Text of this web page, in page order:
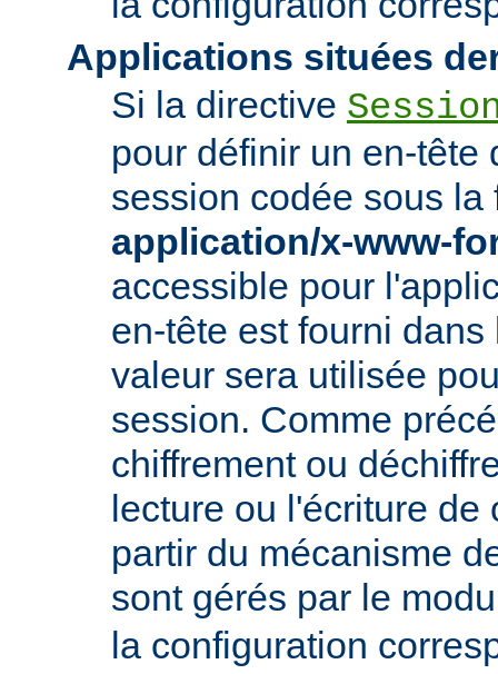
Applications situées
Si la directive
pour définir un en-tête
session codée sous
application/x-www-
accessible pour
en-tête est fourni
valeur sera utilisée
session. Comme
chiffrement ou
lecture ou l'écriture de
partir du mécanisme
sont gérés par le
la configuration